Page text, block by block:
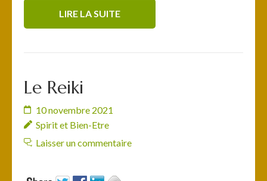
LIRE LA SUITE
Le Reiki
10 novembre 2021
Spirit et Bien-Etre
Laisser un commentaire